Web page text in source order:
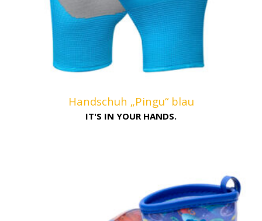
Handschuh „Pingu“ blau
IT'S IN YOUR HANDS.